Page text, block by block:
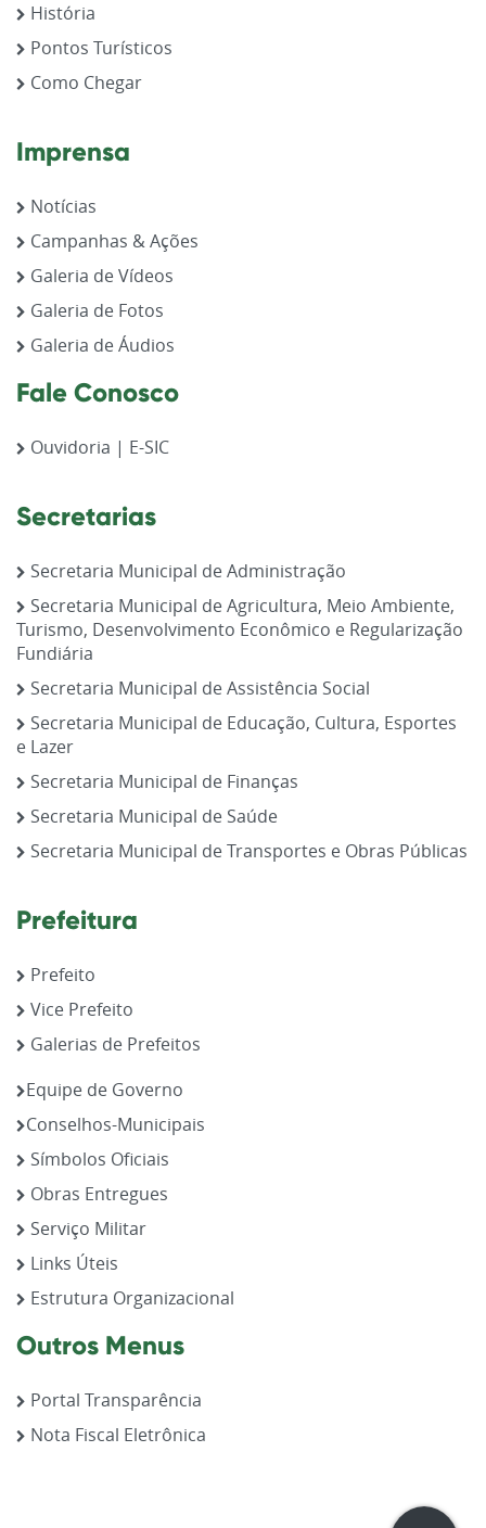
História
Pontos Turísticos
Como Chegar
Imprensa
Notícias
Campanhas & Ações
Galeria de Vídeos
Galeria de Fotos
Galeria de Áudios
Fale Conosco
Ouvidoria | E-SIC
Secretarias
Secretaria Municipal de Administração
Secretaria Municipal de Agricultura, Meio Ambiente,
Turismo, Desenvolvimento Econômico e Regularização
Fundiária
Secretaria Municipal de Assistência Social
Secretaria Municipal de Educação, Cultura, Esportes
e Lazer
Secretaria Municipal de Finanças
Secretaria Municipal de Saúde
Secretaria Municipal de Transportes e Obras Públicas
Prefeitura
Prefeito
Vice Prefeito
Galerias de Prefeitos
Equipe de Governo
Conselhos-Municipais
Símbolos Oficiais
Obras Entregues
Serviço Militar
Links Úteis
Estrutura Organizacional
Outros Menus
Portal Transparência
Nota Fiscal Eletrônica